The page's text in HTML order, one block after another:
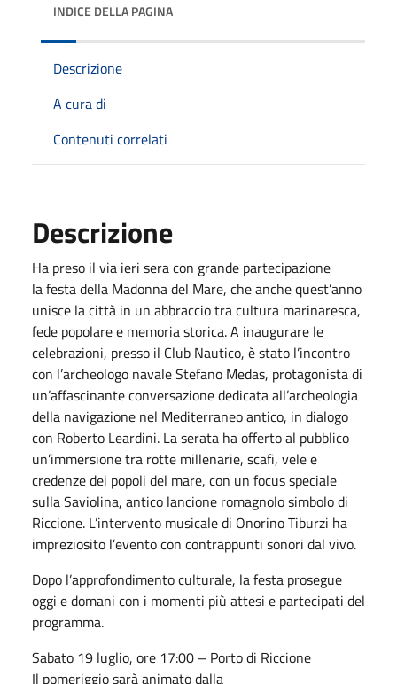
INDICE DELLA PAGINA
Descrizione
A cura di
Contenuti correlati
Descrizione
Ha preso il via ieri sera con grande partecipazione
la festa della Madonna del Mare, che anche quest’anno
unisce la città in un abbraccio tra cultura marinaresca,
fede popolare e memoria storica. A inaugurare le
celebrazioni, presso il Club Nautico, è stato l’incontro
con l’archeologo navale Stefano Medas, protagonista di
un’affascinante conversazione dedicata all’archeologia
della navigazione nel Mediterraneo antico, in dialogo
con Roberto Leardini. La serata ha offerto al pubblico
un’immersione tra rotte millenarie, scafi, vele e
credenze dei popoli del mare, con un focus speciale
sulla Saviolina, antico lancione romagnolo simbolo di
Riccione. L’intervento musicale di Onorino Tiburzi ha
impreziosito l’evento con contrappunti sonori dal vivo.
Dopo l’approfondimento culturale, la festa prosegue
oggi e domani con i momenti più attesi e partecipati del
programma.
Sabato 19 luglio, ore 17:00 – Porto di Riccione
Il pomeriggio sarà animato dalla